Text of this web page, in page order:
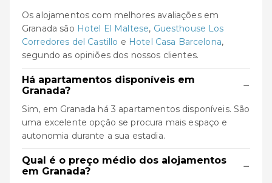
Os alojamentos com melhores avaliações em
Granada são Hotel El Maltese, Guesthouse Los
Corredores del Castillo e Hotel Casa Barcelona,
segundo as opiniões dos nossos clientes.
Há apartamentos disponíveis em
Granada?
−
Sim, em Granada há 3 apartamentos disponíveis. São
uma excelente opção se procura mais espaço e
autonomia durante a sua estadia.
Qual é o preço médio dos alojamentos
em Granada?
−